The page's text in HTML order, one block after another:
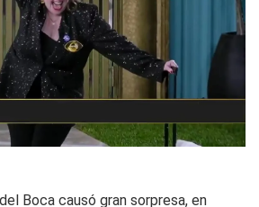
Boca causó gran sorpresa, en